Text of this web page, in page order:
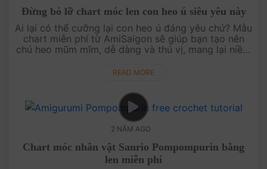
Đừng bỏ lỡ chart móc len con heo ú siêu yêu này
Ai lại có thể cưỡng lại con heo ú đáng yêu chứ? Mẫu
chart miễn phí từ AmiSaigon sẽ giúp bạn tạo nên
chú heo mũm mĩm, dễ dàng và thú vị, mang lại niềm
nhé!Cảm ơ....
READ MORE
2 NĂM AGO
Chart móc nhân vật Sanrio Pompompurin bằng
len miễn phí